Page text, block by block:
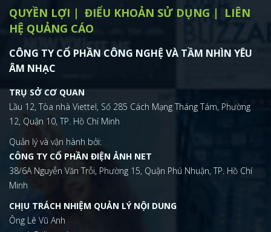
QUYỀN LỢI ĐIỂU KHOẢN SỬ DỤNG
LIÊN
HỆ QUẢNG CÁO
CÔNG TY CỔ PHẦN CÔNG NGHỆ VÀ TẦM NHÌN YÊU
ÂM NHẠC
TRỤ SỞ CƠ QUAN
Lầu 12, Tòa nhà Viettel, Số 285 Cách Mạng Tháng Tám, Phường
12, Quận 10, TP. Hồ Chí Minh
Quản lý và vận hành bởi:
CÔNG TY CỔ PHẦN ĐIỆN ẢNH NET
38/6A Nguyễn Văn Trỗi, Phường 15, Quận Phú Nhuận, TP. Hồ Chí
Minh
CHỊU TRÁCH NHIỆM QUẢN LÝ NỘI DUNG
Ông Lê Vũ Anh